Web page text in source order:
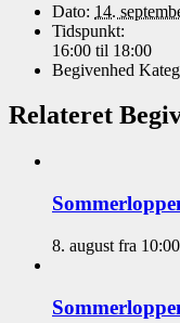
Dato: 14.
Tidspunkt:
16:00 til 18:00
Begivenhed
Relateret
8. august fra 10:00